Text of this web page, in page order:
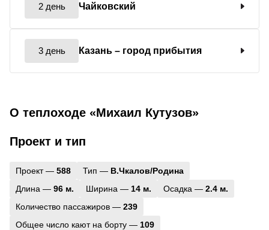
2 день Чайковский
3 день Казань – город прибытия
О теплоходе «Михаил Кутузов»
Проект и тип
Проект — 588 Тип — В.Чкалов/Родина
Длина — 96 м. Ширина — 14 м. Осадка — 2.4 м.
Количество пассажиров — 239
Общее число кают на борту — 109